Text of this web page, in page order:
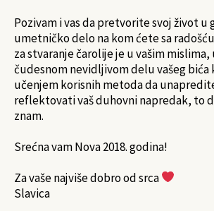
Pozivam i vas da pretvorite svoj život u
umetničko delo na kom ćete sa
za stvaranje čarolije je u vašim mislima,
čudesnom nevidljivom delu vašeg bića
učenjem korisnih metoda da
reflektovati vaš duhovni napredak, to
znam.
Srećna vam Nova 2018. godina!
Za vaše najviše dobro od srca
Slavica